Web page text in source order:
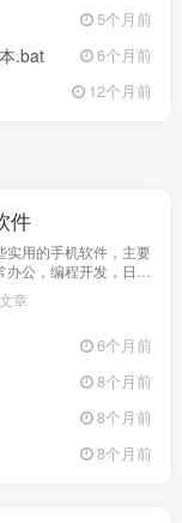
5个月前
.bat 6个月前
12个月前
件
实用的手机软件，主要
办公，编程开发，日常
等等
章
6个月前
8个月前
8个月前
8个月前